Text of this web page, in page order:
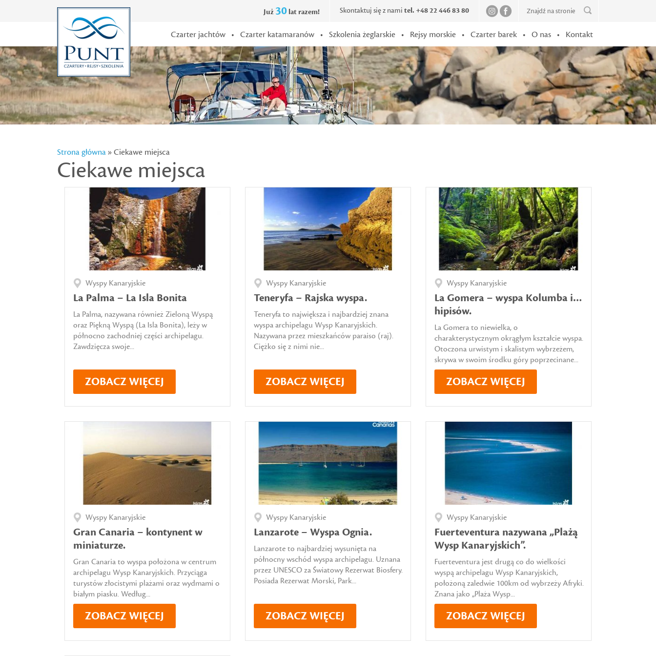
Skontaktuj się z nami tel. +48 22 446 83 80
Już 30 lat razem!
Czarter jachtów • Czarter katamaranów • Szkolenia żeglarskie • Rejsy morskie • Czarter barek • O nas • Kontakt
Strona główna» Ciekawe miejsca
Ciekawe miejsca
Wyspy Kanaryjskie
La Palma – La Isla Bonita
La Palma, nazywana również Zieloną Wyspą
oraz Piękną Wyspą (La Isla Bonita), leży w
północno zachodniej części archipelagu.
Zawdzięcza swoje...
ZOBACZ WIĘCEJ
Wyspy Kanaryjskie
Teneryfa – Rajska wyspa.
Teneryfa to największa i najbardziej znana
wyspa archipelagu Wysp Kanaryjskich.
Nazywana przez mieszkańców paraiso (raj).
Ciężko się z nimi nie...
ZOBACZ WIĘCEJ
Wyspy Kanaryjskie
La Gomera – wyspa Kolumba i…
hipisów.
La Gomera to niewielka, o
charakterystycznym okrągłym kształcie wyspa.
Otoczona urwistym i skalistym wybrzeżem,
skrywa w swoim środku góry poprzecinane...
ZOBACZ WIĘCEJ
Wyspy Kanaryjskie
Gran Canaria – kontynent w
miniaturze.
Gran Canaria to wyspa położona w centrum
archipelagu Wysp Kanaryjskich. Przyciąga
turystów złocistymi plażami oraz wydmami o
białym piasku. Według...
ZOBACZ WIĘCEJ
Wyspy Kanaryjskie
Lanzarote – Wyspa Ognia.
Lanzarote to najbardziej wysunięta na
północny wschód wyspa archipelagu. Uznana
przez UNESCO za Światowy Rezerwat Biosfery.
Posiada Rezerwat Morski, Park...
ZOBACZ WIĘCEJ
Wyspy Kanaryjskie
Fuerteventura nazywana „Plażą
Wysp Kanaryjskich”.
Fuerteventura jest drugą co do wielkości
wyspą archipelagu Wysp Kanaryjskich,
położoną zaledwie 100km od wybrzeży Afryki.
Znana jako „Plaża Wysp...
ZOBACZ WIĘCEJ